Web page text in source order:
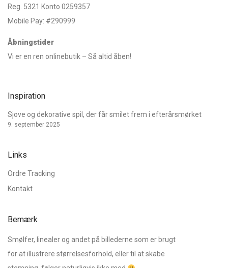
Reg. 5321 Konto 0259357
Mobile Pay: #290999
Åbningstider
Vi er en ren onlinebutik – Så altid åben!
Inspiration
Sjove og dekorative spil, der får smilet frem i efterårsmørket
9. september 2025
Links
Ordre Tracking
Kontakt
Bemærk
Smølfer, linealer og andet på billederne som er brugt
for at illustrere størrelsesforhold, eller til at skabe